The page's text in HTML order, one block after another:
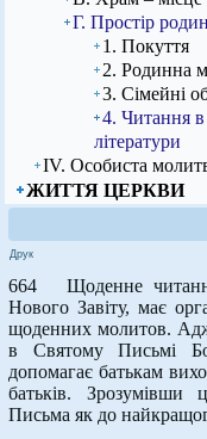
Г. Простір
1. Покуття
2. Родинна
3. Сімейні
4. Читання в
літератури
ІV. Особиста
ЖИТТЯ ЦЕРКВИ
Друк
664 Щоденне
Нового Завіту, має
щоденних молитов.
в Святому Письмі
допомагає батькам
батьків. Зрозумівши
Письма як до